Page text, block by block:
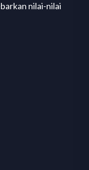
nilai-nilai